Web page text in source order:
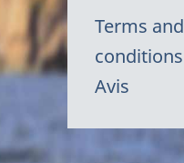
Terms and
conditions
Avis